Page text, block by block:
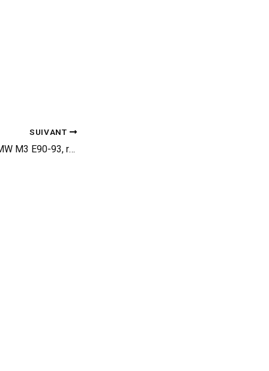
SUIVANT
Guide occasion : BMW M3 E90-93, rugissements et polyvalence